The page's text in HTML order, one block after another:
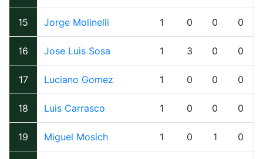
15 Jorge Molinelli 1 0 0 0
16 Jose Luis Sosa 1 3 0 0
17 Luciano Gomez 1 0 0 0
18 Luis Carrasco 1 0 0 0
19 Miguel Mosich 1 0 1 0